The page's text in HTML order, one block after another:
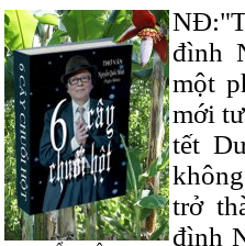
đình
một
mới
tết
trở
đình